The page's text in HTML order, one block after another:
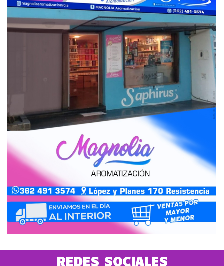
REDES SOCIALES